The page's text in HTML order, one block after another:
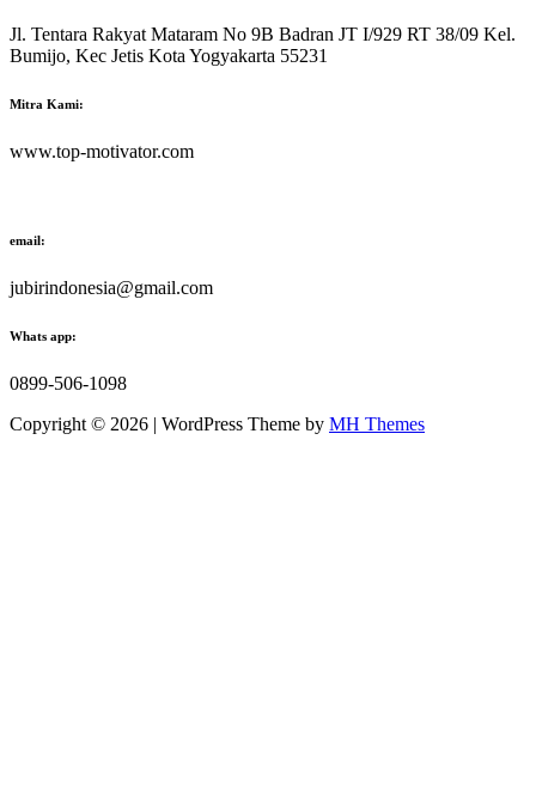
Jl. Tentara Rakyat Mataram No 9B Badran JT I/929 RT 38/09 Kel.
Bumijo, Kec Jetis Kota Yogyakarta 55231
Mitra Kami:
www.top-motivator.com
email:
jubirindonesia@gmail.com
Whats app:
0899-506-1098
Copyright © 2026 | WordPress Theme by MH Themes